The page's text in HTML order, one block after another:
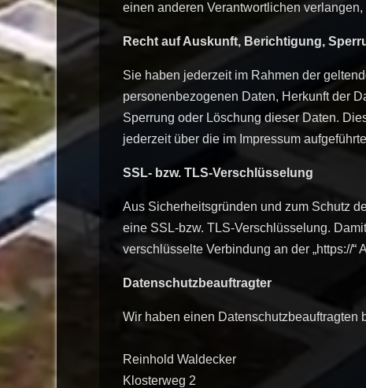
einen anderen Verantwortlichen
Recht auf Auskunft, Berichtigung,
Sie haben jederzeit im Rahmen der
personenbezogenen Daten, Herkunft der
Sperrung oder Löschung dieser Daten.
jederzeit über die im Impressum
SSL- bzw. TLS-Verschlüsselung
Aus Sicherheitsgründen und zum Schutz
eine SSL-bzw. TLS-Verschlüsselung.
verschlüsselte Verbindung an der „https://
Datenschutzbeauftragter
Wir haben einen Datenschutzbeauftragten
Reinhold Waldecker
Klosterweg 2